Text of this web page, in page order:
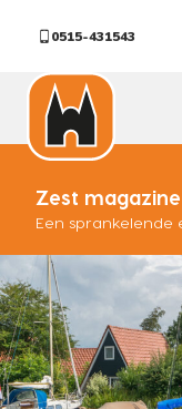
0515-431543
Zest magazine
Een sprankelende